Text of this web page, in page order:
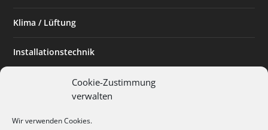
Cookie-Zustimmung
verwalten
Wir verwenden Cookies.
Klima / Lüftung
Installationstechnik
Planen & Bauen